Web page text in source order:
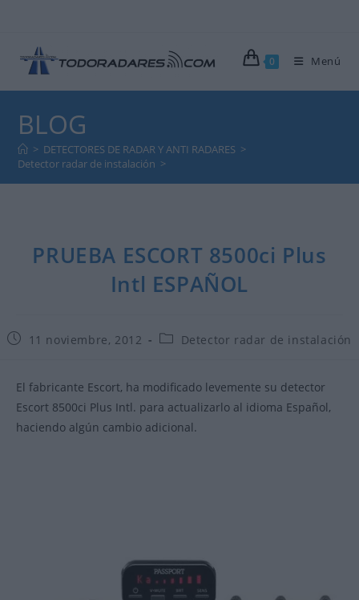
contenido
0 Menú
BLOG
> DETECTORES DE RADAR Y ANTI RADARES >
Detector radar de instalación >
PRUEBA ESCORT 8500ci Plus
Intl ESPAÑOL
Publicación
entrada:
11 noviembre, 2012
Categoría
entrada:
Detector radar de instalación
El fabricante Escort, ha modificado levemente su detector
Escort 8500ci Plus Intl. para actualizarlo al idioma Español,
haciendo algún cambio adicional.